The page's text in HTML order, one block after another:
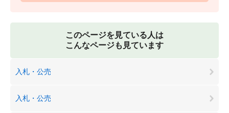
このページを見ている人は
こんなページも見ています
入札・公売
入札・公売